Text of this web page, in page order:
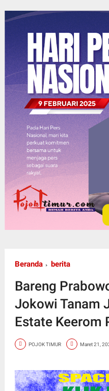
Beranda berita
Bareng
Jokowi Tanam
Estate Keerom
POJOK TIMUR Maret 21,